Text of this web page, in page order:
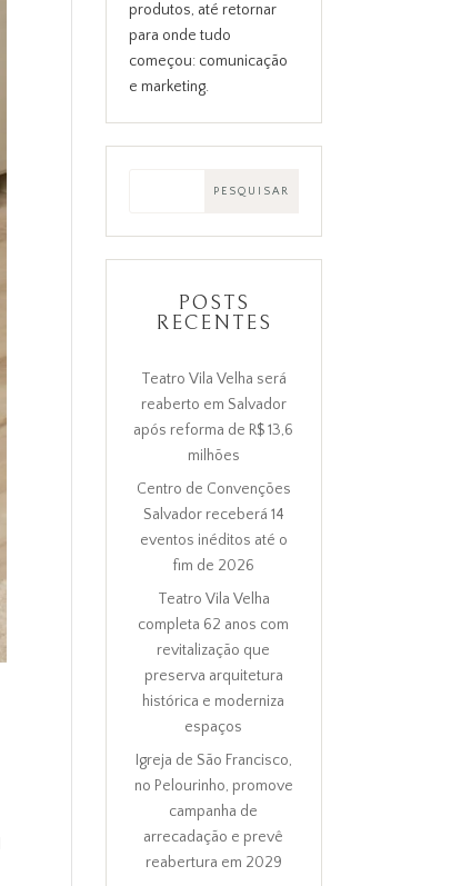
produtos, até retornar
para onde tudo
começou: comunicação
e marketing.
POSTS
RECENTES
Teatro Vila Velha será
reaberto em Salvador
após reforma de R$ 13,6
milhões
Centro de Convenções
Salvador receberá 14
eventos inéditos até o
fim de 2026
Teatro Vila Velha
completa 62 anos com
revitalização que
preserva arquitetura
histórica e moderniza
espaços
Igreja de São Francisco,
no Pelourinho, promove
campanha de
arrecadação e prevê
reabertura em 2029